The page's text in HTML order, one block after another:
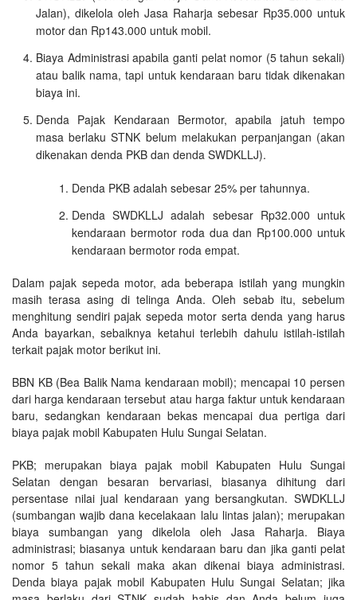
Jalan), dikelola oleh Jasa Raharja sebesar Rp35.000 untuk
motor dan Rp143.000 untuk mobil.
Biaya Administrasi apabila ganti pelat nomor (5 tahun sekali)
atau balik nama, tapi untuk kendaraan baru tidak dikenakan
biaya ini.
Denda Pajak Kendaraan Bermotor, apabila jatuh tempo
masa berlaku STNK belum melakukan perpanjangan (akan
dikenakan denda PKB dan denda SWDKLLJ).
Denda PKB adalah sebesar 25% per tahunnya.
Denda SWDKLLJ adalah sebesar Rp32.000 untuk
kendaraan bermotor roda dua dan Rp100.000 untuk
kendaraan bermotor roda empat.
Dalam pajak sepeda motor, ada beberapa istilah yang mungkin
masih terasa asing di telinga Anda. Oleh sebab itu, sebelum
menghitung sendiri pajak sepeda motor serta denda yang harus
Anda bayarkan, sebaiknya ketahui terlebih dahulu istilah-istilah
terkait pajak motor berikut ini.
BBN KB (Bea Balik Nama kendaraan mobil); mencapai 10 persen
dari harga kendaraan tersebut atau harga faktur untuk kendaraan
baru, sedangkan kendaraan bekas mencapai dua pertiga dari
biaya pajak mobil Kabupaten Hulu Sungai Selatan.
PKB; merupakan biaya pajak mobil Kabupaten Hulu Sungai
Selatan dengan besaran bervariasi, biasanya dihitung dari
persentase nilai jual kendaraan yang bersangkutan. SWDKLLJ
(sumbangan wajib dana kecelakaan lalu lintas jalan); merupakan
biaya sumbangan yang dikelola oleh Jasa Raharja. Biaya
administrasi; biasanya untuk kendaraan baru dan jika ganti pelat
nomor 5 tahun sekali maka akan dikenai biaya administrasi.
Denda biaya pajak mobil Kabupaten Hulu Sungai Selatan; jika